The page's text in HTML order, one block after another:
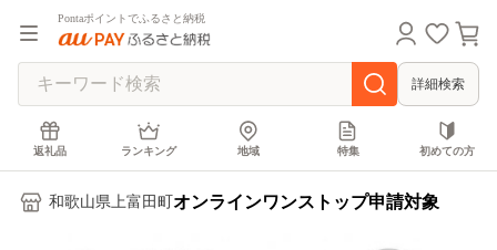
Pontaポイントでふるさと納税
詳細検索
返礼品 ランキング 地域 特集 初めての方
和歌山県上富田町 オンラインワンストップ申請対象